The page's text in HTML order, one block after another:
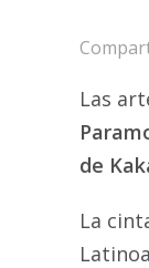
Las
de
La